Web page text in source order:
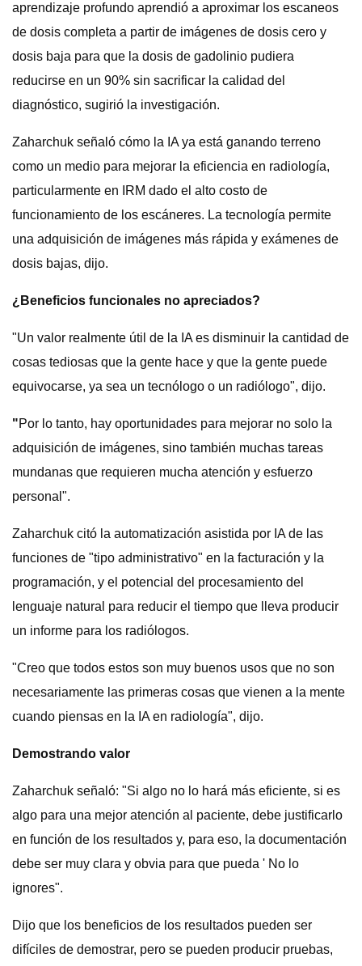
aprendizaje profundo aprendió a aproximar los escaneos
de dosis completa a partir de imágenes de dosis cero y
dosis baja para que la dosis de gadolinio pudiera
reducirse en un 90% sin sacrificar la calidad del
diagnóstico, sugirió la investigación.
Zaharchuk señaló cómo la IA ya está ganando terreno
como un medio para mejorar la eficiencia en radiología,
particularmente en IRM dado el alto costo de
funcionamiento de los escáneres. La tecnología permite
una adquisición de imágenes más rápida y exámenes de
dosis bajas, dijo.
¿Beneficios funcionales no apreciados?
"Un valor realmente útil de la IA es disminuir la cantidad de
cosas tediosas que la gente hace y que la gente puede
equivocarse, ya sea un tecnólogo o un radiólogo", dijo.
"Por lo tanto, hay oportunidades para mejorar no solo la
adquisición de imágenes, sino también muchas tareas
mundanas que requieren mucha atención y esfuerzo
personal".
Zaharchuk citó la automatización asistida por IA de las
funciones de "tipo administrativo" en la facturación y la
programación, y el potencial del procesamiento del
lenguaje natural para reducir el tiempo que lleva producir
un informe para los radiólogos.
"Creo que todos estos son muy buenos usos que no son
necesariamente las primeras cosas que vienen a la mente
cuando piensas en la IA en radiología", dijo.
Demostrando valor
Zaharchuk señaló: "Si algo no lo hará más eficiente, si es
algo para una mejor atención al paciente, debe justificarlo
en función de los resultados y, para eso, la documentación
debe ser muy clara y obvia para que pueda ' No lo
ignores".
Dijo que los beneficios de los resultados pueden ser
difíciles de demostrar, pero se pueden producir pruebas,